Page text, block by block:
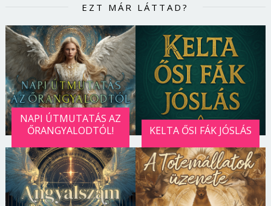
EZT MÁR LÁTTAD?
NAPI ÚTMUTATÁS AZ
ŐRANGYALODTÓL!
KELTA ŐSI FÁK JÓSLÁS
Borsonline bejelentkezés
E-mail cím vagy felhasználónév